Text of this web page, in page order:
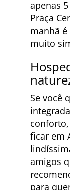
apenas
Praça
manhã
muito
Se você
ficar em
amigos
para